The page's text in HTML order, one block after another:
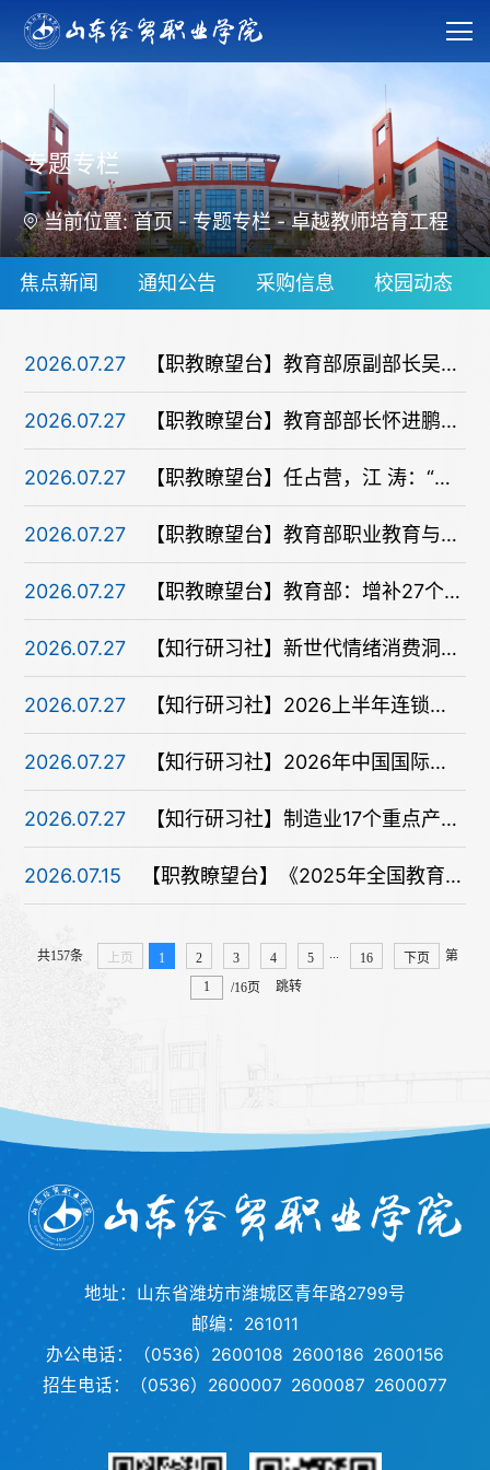
专题专栏
当前位置:首页-专题专栏-卓越教师培育工程
焦点新闻 通知公告 采购信息 校园动态
2026.07.27 【职教瞭望台】教育部原副部长吴岩：教育的中国范式
2026.07.27 【职教瞭望台】教育部部长怀进鹏作专题报告！“在高质量发展中保障和改善民生”形势政策系列报告会第六场在北京举行
2026.07.27 【职教瞭望台】任占营，江 涛：“十五五”时期职业教育高质量发展的再思考
2026.07.27 【职教瞭望台】教育部职业教育与成人教育司负责人就2026年《职业教育专业目录》专业增补答记者问
2026.07.27 【职教瞭望台】教育部：增补27个新专业
2026.07.27 【知行研习社】新世代情绪消费洞察报告：2026IP联名营销白皮书
2026.07.27 【知行研习社】2026上半年连锁超市企业发展情况简报
2026.07.27 【知行研习社】2026年中国国际大学生创新大赛变化对比剖析与备赛建议
2026.07.27 【知行研习社】制造业17个重点产业全景解析
2026.07.15 【职教瞭望台】《2025年全国教育事业发展统计公报》发布——从数据解码教育发展
共157条 上页 1 2 3 4 5 ... 16 下页 第
/16页 跳转
地址：山东省潍坊市潍城区青年路2799号
邮编：261011
办公电话：（0536）2600108 2600186 2600156
招生电话：（0536）2600007 2600087 2600077